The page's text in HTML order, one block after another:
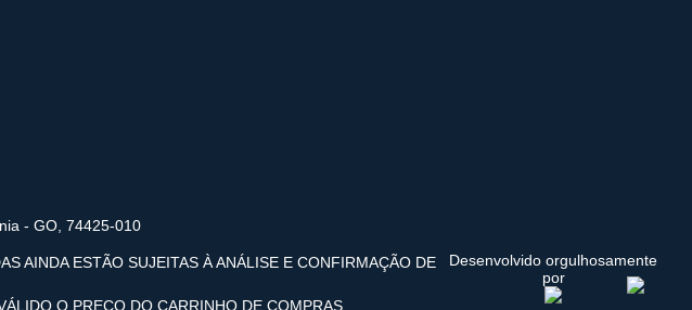
- GO, 74425-010
AINDA ESTÃO SUJEITAS À ANÁLISE E CONFIRMAÇÃO DE
O PREÇO DO CARRINHO DE COMPRAS.
Desenvolvido orgulhosamente
por